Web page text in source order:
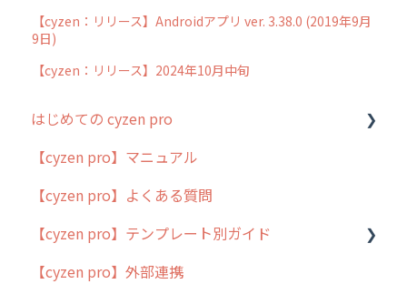
【cyzen：リリース】Androidアプリ ver. 3.38.0 (2019年9月
9日)
【cyzen：リリース】2024年10月中旬
はじめての cyzen pro
cyzen pro とは？
簡易マニュアル
cyzen proの位置情報取得について
用語集
【cyzen pro】マニュアル
【cyzen pro】よくある質問
【cyzen pro】テンプレート別ガイド
ポスティング
【cyzen pro】外部連携